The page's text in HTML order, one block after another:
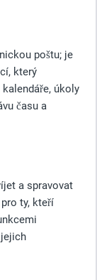
poštu; je
který
úkoly
času a
a spravovat
ty, kteří